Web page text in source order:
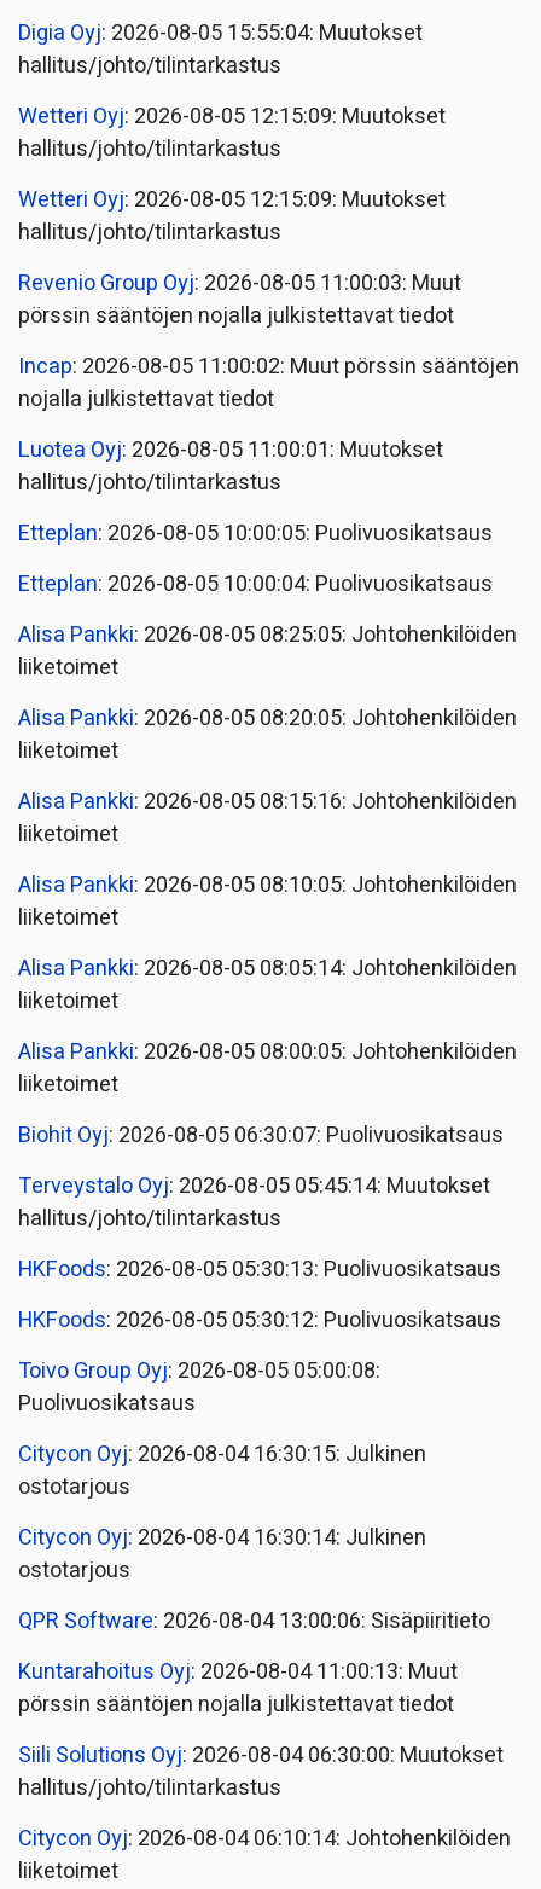
Digia Oyj: 2026-08-05 15:55:04: Muutokset
hallitus/johto/tilintarkastus
Wetteri Oyj: 2026-08-05 12:15:09: Muutokset
hallitus/johto/tilintarkastus
Wetteri Oyj: 2026-08-05 12:15:09: Muutokset
hallitus/johto/tilintarkastus
Revenio Group Oyj: 2026-08-05 11:00:03: Muut
pörssin sääntöjen nojalla julkistettavat tiedot
Incap: 2026-08-05 11:00:02: Muut pörssin sääntöjen
nojalla julkistettavat tiedot
Luotea Oyj: 2026-08-05 11:00:01: Muutokset
hallitus/johto/tilintarkastus
Etteplan: 2026-08-05 10:00:05: Puolivuosikatsaus
Etteplan: 2026-08-05 10:00:04: Puolivuosikatsaus
Alisa Pankki: 2026-08-05 08:25:05: Johtohenkilöiden
liiketoimet
Alisa Pankki: 2026-08-05 08:20:05: Johtohenkilöiden
liiketoimet
Alisa Pankki: 2026-08-05 08:15:16: Johtohenkilöiden
liiketoimet
Alisa Pankki: 2026-08-05 08:10:05: Johtohenkilöiden
liiketoimet
Alisa Pankki: 2026-08-05 08:05:14: Johtohenkilöiden
liiketoimet
Alisa Pankki: 2026-08-05 08:00:05: Johtohenkilöiden
liiketoimet
Biohit Oyj: 2026-08-05 06:30:07: Puolivuosikatsaus
Terveystalo Oyj: 2026-08-05 05:45:14: Muutokset
hallitus/johto/tilintarkastus
HKFoods: 2026-08-05 05:30:13: Puolivuosikatsaus
HKFoods: 2026-08-05 05:30:12: Puolivuosikatsaus
Toivo Group Oyj: 2026-08-05 05:00:08:
Puolivuosikatsaus
Citycon Oyj: 2026-08-04 16:30:15: Julkinen
ostotarjous
Citycon Oyj: 2026-08-04 16:30:14: Julkinen
ostotarjous
QPR Software: 2026-08-04 13:00:06: Sisäpiiritieto
Kuntarahoitus Oyj: 2026-08-04 11:00:13: Muut
pörssin sääntöjen nojalla julkistettavat tiedot
Siili Solutions Oyj: 2026-08-04 06:30:00: Muutokset
hallitus/johto/tilintarkastus
Citycon Oyj: 2026-08-04 06:10:14: Johtohenkilöiden
liiketoimet